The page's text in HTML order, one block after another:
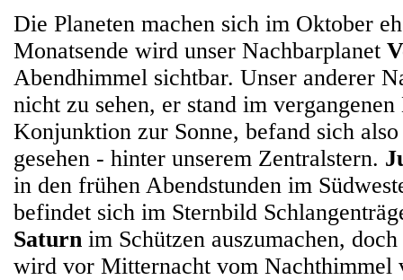
Die Planeten machen sich im Oktober
Monatsende wird unser Nachbarplanet
Abendhimmel sichtbar. Unser anderer
nicht zu sehen, er stand im
Konjunktion zur Sonne, befand sich
gesehen - hinter unserem Zentralstern.
in den frühen Abendstunden im
befindet sich im Sternbild
Saturn im Schützen auszumachen,
wird vor Mitternacht vom Nachthimmel